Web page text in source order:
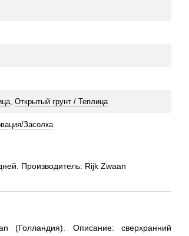
, Открытый грунт / Теплица
Засолка
Производитель: Rijk Zwaan
(Голландия). Описание: сверхранний